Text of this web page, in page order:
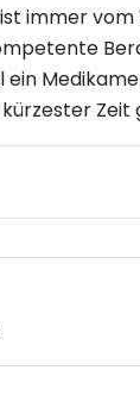
immer vom
ein
Zeit